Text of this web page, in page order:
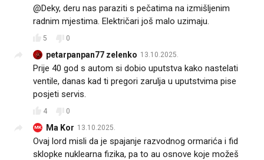
@Deky, deru nas paraziti s pečatima na izmišljenim
radnim mjestima. Električari još malo uzimaju.
5 0
petarpanpan77 zelenko 13.10.2025.
Prije 40 god s autom si dobio uputstva kako nastelati
ventile, danas kad ti pregori zarulja u uputstvima pise
posjeti servis.
4 0
MK Ma Kor 13.10.2025.
Ovaj lord misli da je spajanje razvodnog ormarića i fid
sklopke nuklearna fizika, pa to au osnove koje možeš